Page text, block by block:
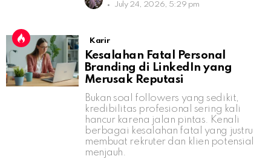
July 24, 2026, 5:29 pm
Karir
Kesalahan Fatal Personal
Branding di LinkedIn yang
Merusak Reputasi
Bukan soal followers yang sedikit,
kredibilitas profesional sering kali
hancur karena jalan pintas. Kenali
berbagai kesalahan fatal yang justru
membuat rekruter dan klien potensial
menjauh.